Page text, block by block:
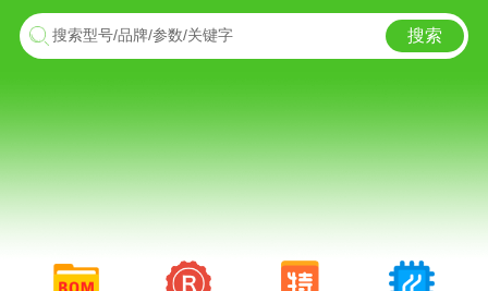
搜索型号/品牌/参数/关键字 搜索